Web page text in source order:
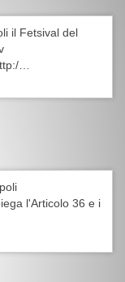
il Fetsival del
…
l'Articolo 36 e i